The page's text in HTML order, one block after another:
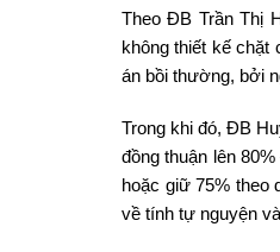
Theo ĐB Trần Thị
không thiết kế chặt
án bồi thường, bởi
Trong khi đó, ĐB
đồng thuận lên
hoặc giữ 75% theo
về tính tự nguyện